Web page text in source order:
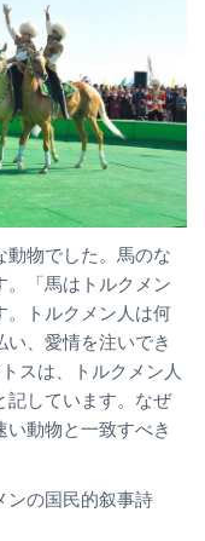
動物でした。馬のな
。「馬はトルクメン
。トルクメン人は何
、愛情を注いでき
スは、トルクメン人
記しています。なぜ
動物と一致すべき
ンの国民的叙事詩